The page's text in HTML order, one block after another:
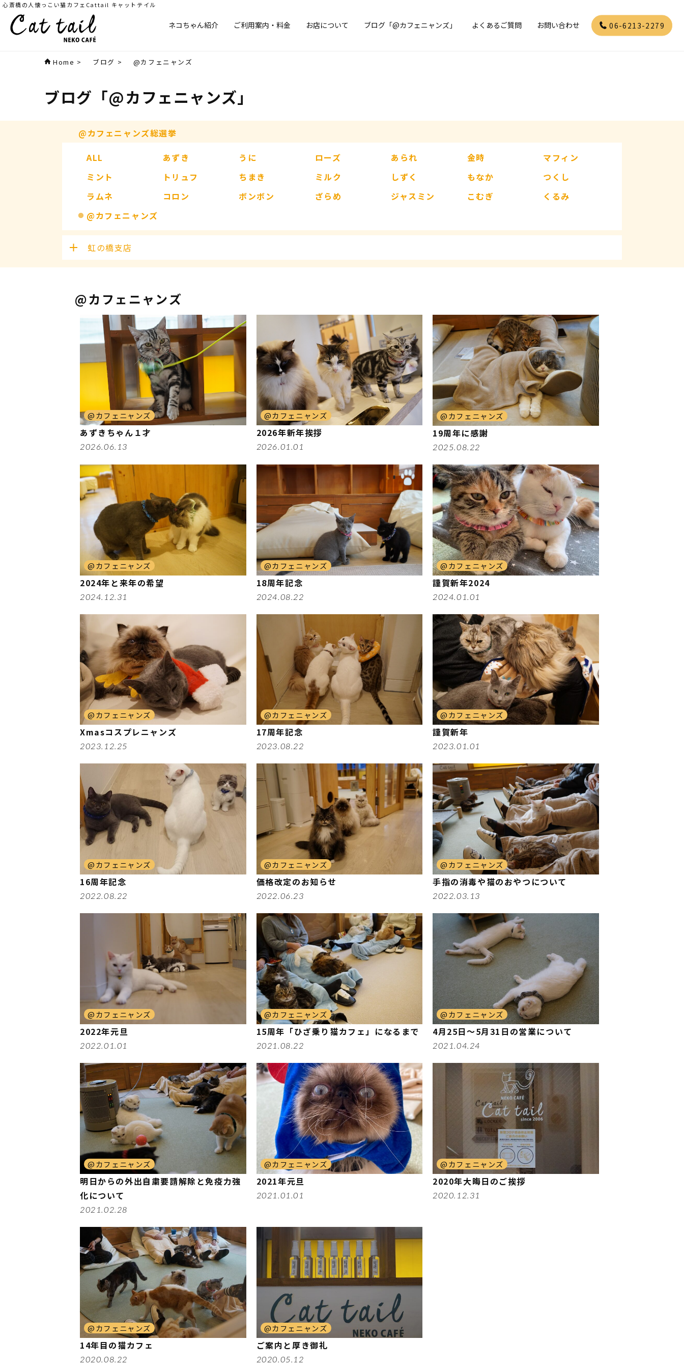
心斎橋の人懐っこい猫カフェCattail キャットテイル
ネコちゃん紹介 ご利用案内・料金 お店について ブログ「@カフェニャンズ」 よくあるご質問 お問い合わせ 06-6213-2279
Home > ブログ > @カフェニャンズ
ブログ 「@カフェニャンズ」
@カフェニャンズ総選挙
ALL
あずき うに ローズ あられ 金時
マフィン
ミント
トリュフ ちまき ミルク しずく もなか
つくし
ラムネ
コロン ボンボン ざらめ ジャスミン こむぎ
くるみ
@カフェニャンズ
虹の橋支店
@カフェニャンズ
@カフェニャンズ
あずきちゃん１才
2026.06.13
@カフェニャンズ
2026年新年挨拶
2026.01.01
@カフェニャンズ
19周年に感謝
2025.08.22
@カフェニャンズ
2024年と来年の希望
2024.12.31
@カフェニャンズ
18周年記念
2024.08.22
@カフェニャンズ
謹賀新年2024
2024.01.01
@カフェニャンズ
Xmasコスプレニャンズ
2023.12.25
@カフェニャンズ
17周年記念
2023.08.22
@カフェニャンズ
謹賀新年
2023.01.01
@カフェニャンズ
16周年記念
2022.08.22
@カフェニャンズ
価格改定のお知らせ
2022.06.23
@カフェニャンズ
手指の消毒や猫のおやつについて
2022.03.13
@カフェニャンズ
2022年元旦
2022.01.01
@カフェニャンズ
15周年「ひざ乗り猫カフェ」になるまで
2021.08.22
@カフェニャンズ
4月25日～5月31日の営業について
2021.04.24
@カフェニャンズ
明日からの外出自粛要請解除と免疫力強
化について
2021.02.28
@カフェニャンズ
2021年元旦
2021.01.01
@カフェニャンズ
2020年大晦日のご挨拶
2020.12.31
@カフェニャンズ
14年目の猫カフェ
2020.08.22
@カフェニャンズ
ご案内と厚き御礼
2020.05.12